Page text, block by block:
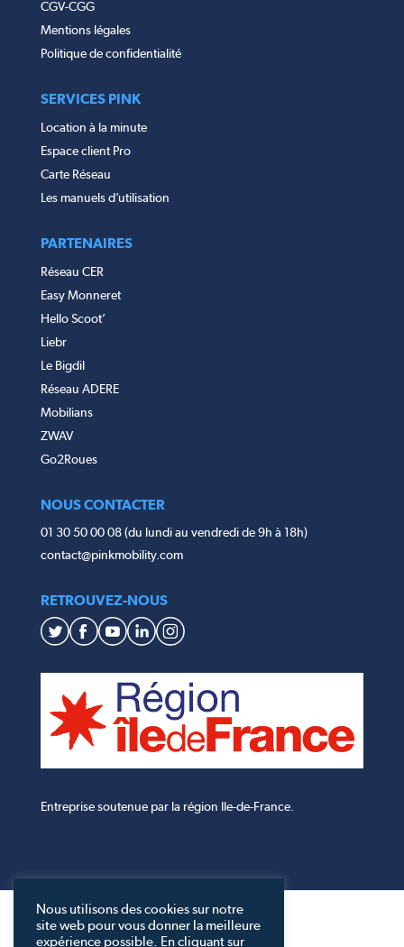
CGV-CGG
Mentions légales
Politique de confidentialité
SERVICES PINK
Location à la minute
Espace client Pro
Carte Réseau
Les manuels d’utilisation
PARTENAIRES
Réseau CER
Easy Monneret
Hello Scoot’
Liebr
Le Bigdil
Réseau ADERE
Mobilians
ZWAV
Go2Roues
NOUS CONTACTER
01 30 50 00 08 (du lundi au vendredi de 9h à 18h)
contact@pinkmobility.com
RETROUVEZ-NOUS
Entreprise soutenue par la région Ile-de-France.
Nous utilisons des cookies sur notre
site web pour vous donner la meilleure
expérience possible. En cliquant sur